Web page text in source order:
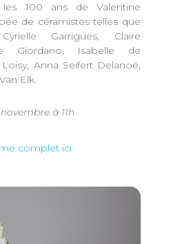
100 ans de Valentine
de céramistes telles que
Garrigues, Claire
Giordano, Isabelle de
Anna Seifert Delanoë,
Elk.
à 11h
complet ici